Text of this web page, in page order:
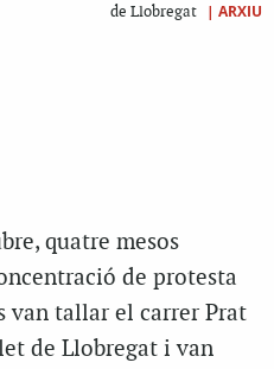
de Llobregat
| ARXIU
quatre mesos
de protesta
van tallar el carrer Prat
de Llobregat i van